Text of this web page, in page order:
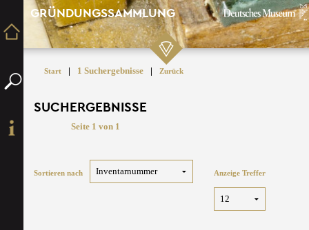
GRÜNDUNGSSAMMLUNG
Start | 1 Suchergebnisse | Zurück
SUCHERGEBNISSE
Seite 1 von 1
Sortieren nach Anzeige Treffer